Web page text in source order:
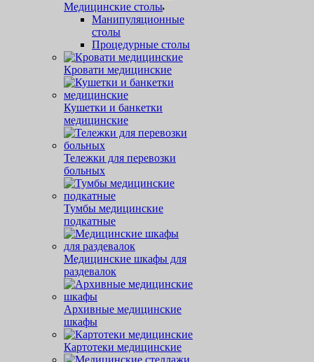
Медицинские столы
Манипуляционные
столы
Процедурные столы
Кровати медицинские
Кушетки и банкетки
медицинские
Тележки для перевозки
больных
Тумбы медицинские
подкатные
Медицинские шкафы для
раздевалок
Архивные медицинские
шкафы
Картотеки медицинские